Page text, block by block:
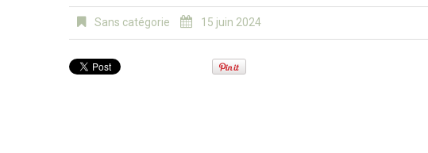
Sans catégorie 15 juin 2024